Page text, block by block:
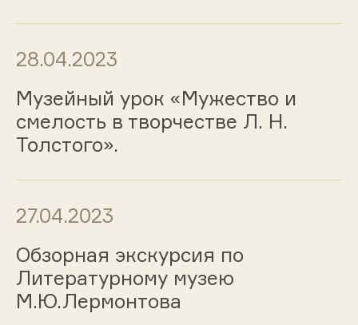
28.04.2023
Музейный урок «Мужество и
смелость в творчестве Л. Н.
Толстого».
27.04.2023
Обзорная экскурсия по
Литературному музею
М.Ю.Лермонтова